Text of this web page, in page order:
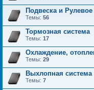
Подвеска и
Темы: 56
Тормозная система
Темы: 17
Охлаждение,
Темы: 29
Выхлопная система
Темы: 7